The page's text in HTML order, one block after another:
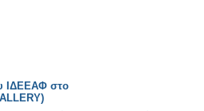
ΙΔΕΕΑΦ στο